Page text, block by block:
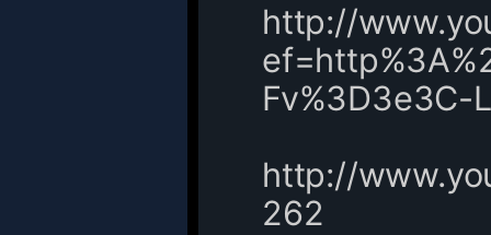
http://
Fv%3D3e3C-
http://
262